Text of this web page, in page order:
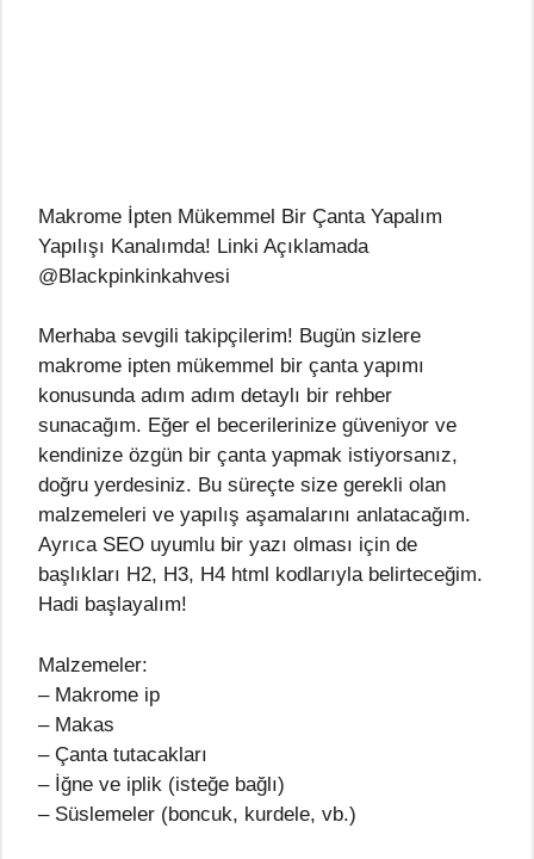
Makrome İpten Mükemmel Bir Çanta Yapalım
Yapılışı Kanalımda! Linki Açıklamada
@Blackpinkinkahvesi
Merhaba sevgili takipçilerim! Bugün sizlere
makrome ipten mükemmel bir çanta yapımı
konusunda adım adım detaylı bir rehber
sunacağım. Eğer el becerilerinize güveniyor ve
kendinize özgün bir çanta yapmak istiyorsanız,
doğru yerdesiniz. Bu süreçte size gerekli olan
malzemeleri ve yapılış aşamalarını anlatacağım.
Ayrıca SEO uyumlu bir yazı olması için de
başlıkları H2, H3, H4 html kodlarıyla belirteceğim.
Hadi başlayalım!
Malzemeler:
– Makrome ip
– Makas
– Çanta tutacakları
– İğne ve iplik (isteğe bağlı)
– Süslemeler (boncuk, kurdele, vb.)